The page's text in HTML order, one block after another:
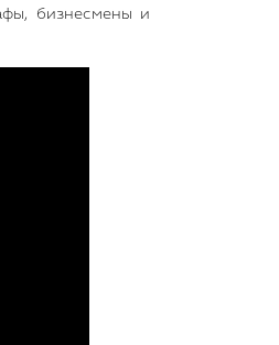
бизнесмены и